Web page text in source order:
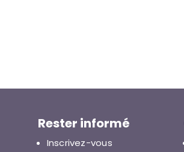
Rester informé
Inscrivez-vous